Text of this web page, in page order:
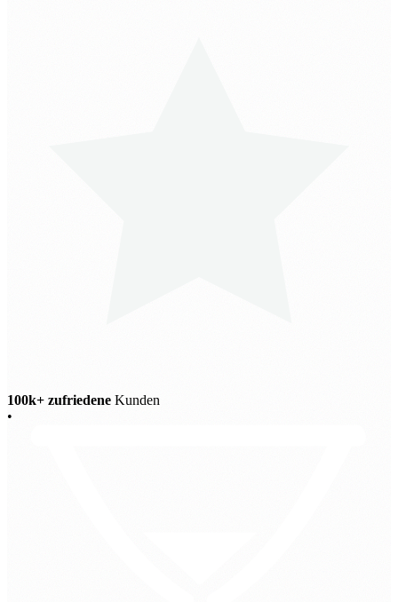
100k+ zufriedene Kunden
•